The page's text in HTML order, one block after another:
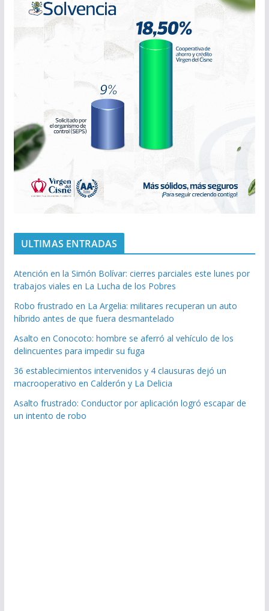
ULTIMAS ENTRADAS
Atención en la Simón Bolívar: cierres parciales este lunes por
trabajos viales en La Lucha de los Pobres
Robo frustrado en La Argelia: militares recuperan un auto
híbrido antes de que fuera desmantelado
Asalto en Conocoto: hombre se aferró al vehículo de los
delincuentes para impedir su fuga
36 establecimientos intervenidos y 4 clausuras dejó un
macrooperativo en Calderón y La Delicia
Asalto frustrado: Conductor por aplicación logró escapar de
un intento de robo